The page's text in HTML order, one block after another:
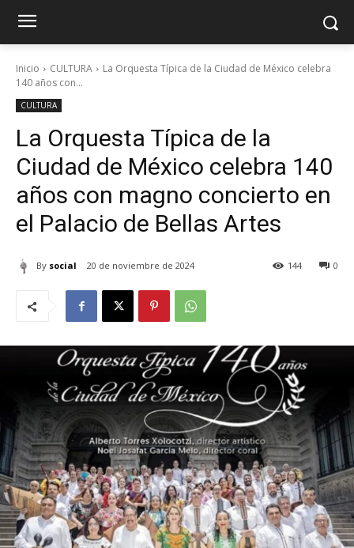
Inicio CULTURA
La Orquesta Típica de la Ciudad de México celebra
140 años con...
CULTURA
La Orquesta Típica de la
Ciudad de México celebra 140
años con magno concierto en
el Palacio de Bellas Artes
By social 20 de noviembre de 2024 0
144